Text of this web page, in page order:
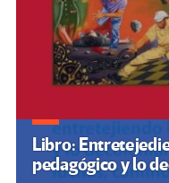
Libro:
pedagógico y lo